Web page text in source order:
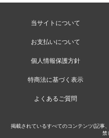
当サイトについて
お支払いについて
個人情報保護方針
特商法に基づく表示
よくあるご質問
掲載されているすべてのコンテンツ(記事
禁